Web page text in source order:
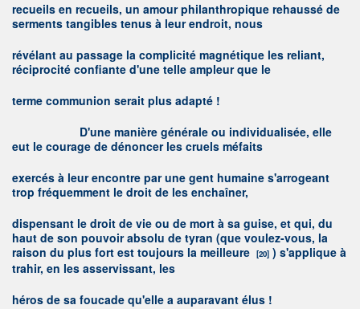
recueils en recueils, un amour philanthropique rehaussé de
serments tangibles tenus à leur endroit, nous
révélant au passage la complicité magnétique les reliant,
réciprocité confiante d'une telle ampleur que le
terme communion serait plus adapté !
D'une manière générale ou individualisée, elle
eut le courage de dénoncer les cruels méfaits
exercés à leur encontre par une gent humaine s'arrogeant
trop fréquemment le droit de les enchaîner,
dispensant le droit de vie ou de mort à sa guise, et qui, du
haut de son pouvoir absolu de tyran (que voulez-vous, la
raison du plus fort est toujours la meilleure [20] ) s'applique à
trahir, en les asservissant, les
héros de sa foucade qu'elle a auparavant élus !